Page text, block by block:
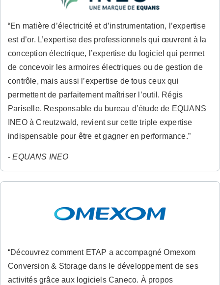
“En matière d’électricité et d’instrumentation, l’expertise
est d’or. L’expertise des professionnels qui œuvrent à la
conception électrique, l’expertise du logiciel qui permet
de concevoir les armoires électriques ou de gestion de
contrôle, mais aussi l’expertise de tous ceux qui
permettent de parfaitement maîtriser l’outil. Régis
Pariselle, Responsable du bureau d’étude de EQUANS
INEO à Creutzwald, revient sur cette triple expertise
indispensable pour être et gagner en performance.”
-EQUANS INEO
“Découvrez comment ETAP a accompagné Omexom
Conversion & Storage dans le développement de ses
activités grâce aux logiciels Caneco. À propos